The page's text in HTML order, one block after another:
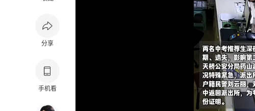
分享
手机看